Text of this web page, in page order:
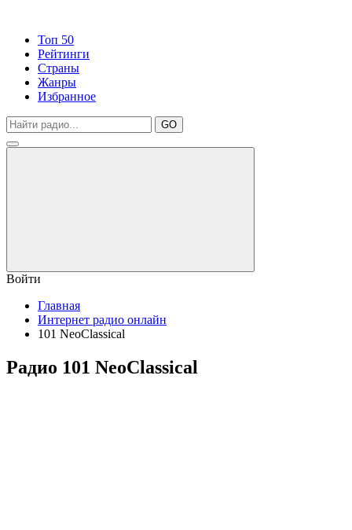
Топ 50
Рейтинги
Страны
Жанры
Избранное
GO
Войти
Главная
Интернет радио онлайн
101 NeoClassical
Радио 101 NeoClassical